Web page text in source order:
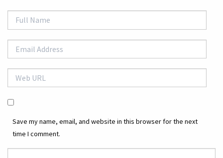
Save my name, email, and website in this browser for the next
time I comment.